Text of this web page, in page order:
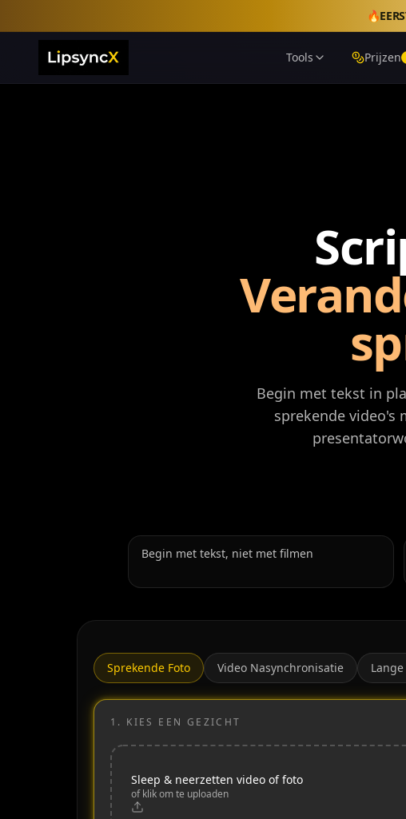
🔥
Tools Prijzen
Begin met tekst in
sprekende video's
Begin met tekst, niet met filmen
Sprekende Foto Video Nasynchronisatie
1. KIES EEN GEZICHT
Sleep & neerzetten video of foto
of klik om te uploaden